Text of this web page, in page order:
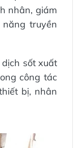
nhân, giám
truyền
sốt xuất
công tác
bị, nhân